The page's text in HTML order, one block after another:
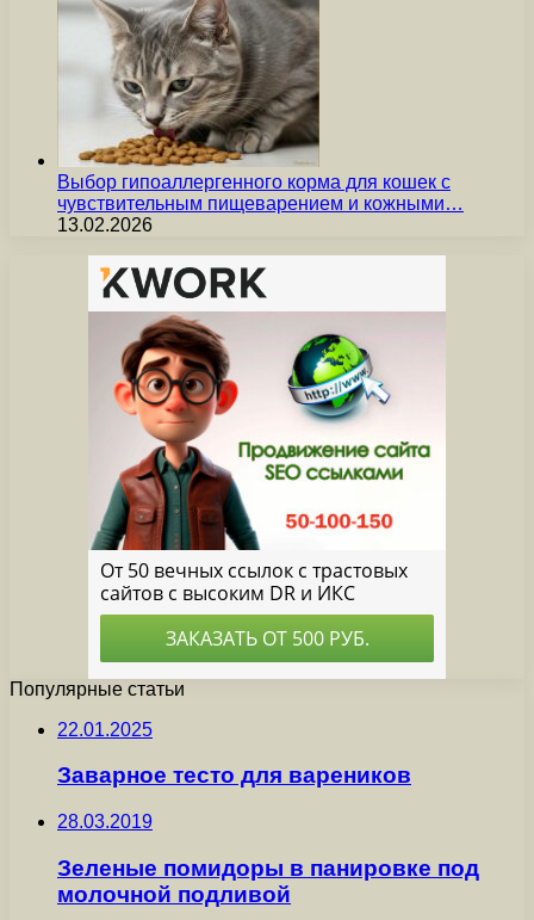
Выбор гипоаллергенного корма для кошек с
чувствительным пищеварением и кожными…
13.02.2026
Популярные статьи
22.01.2025
Заварное тесто для вареников
28.03.2019
Зеленые помидоры в панировке под
молочной подливой